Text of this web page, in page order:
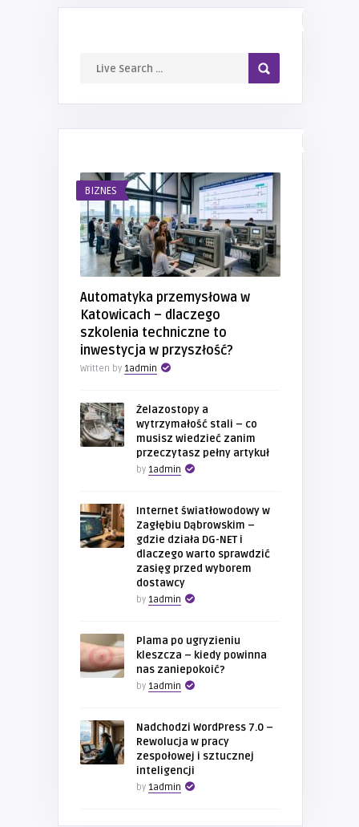
BIZNES
Automatyka przemysłowa w
Katowicach – dlaczego
szkolenia techniczne to
inwestycja w przyszłość?
Written by 1admin
Żelazostopy a
wytrzymałość stali – co
musisz wiedzieć zanim
przeczytasz pełny artykuł
by 1admin
Internet światłowodowy w
Zagłębiu Dąbrowskim –
gdzie działa DG-NET i
dlaczego warto sprawdzić
zasięg przed wyborem
dostawcy
by 1admin
Plama po ugryzieniu
kleszcza – kiedy powinna
nas zaniepokoić?
by 1admin
Nadchodzi WordPress 7.0 –
Rewolucja w pracy
zespołowej i sztucznej
inteligencji
by 1admin